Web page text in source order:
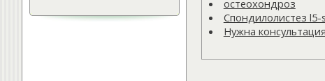
остеохондроз
Спондилолистез l5-
Нужна консультация